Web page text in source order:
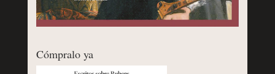
Cómpralo ya